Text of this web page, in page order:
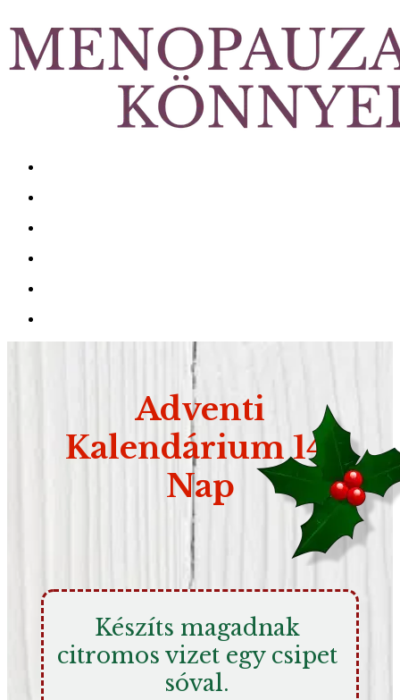
Adventi
Kalendárium 14.
Nap
Készíts magadnak
citromos vizet egy csipet
sóval.